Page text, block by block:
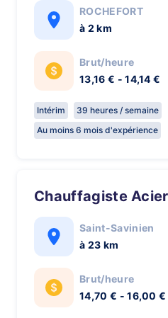
ROCHEFORT
à 2 km
Brut/heure
13,16 € - 14,14 €
Intérim
39 heures / semaine
Au moins 6 mois d'expérience
Chauffagiste
Saint-Savinien
à 23 km
Brut/heure
14,70 € - 16,00 €